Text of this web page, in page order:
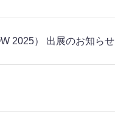
2025） 出展のお知らせ